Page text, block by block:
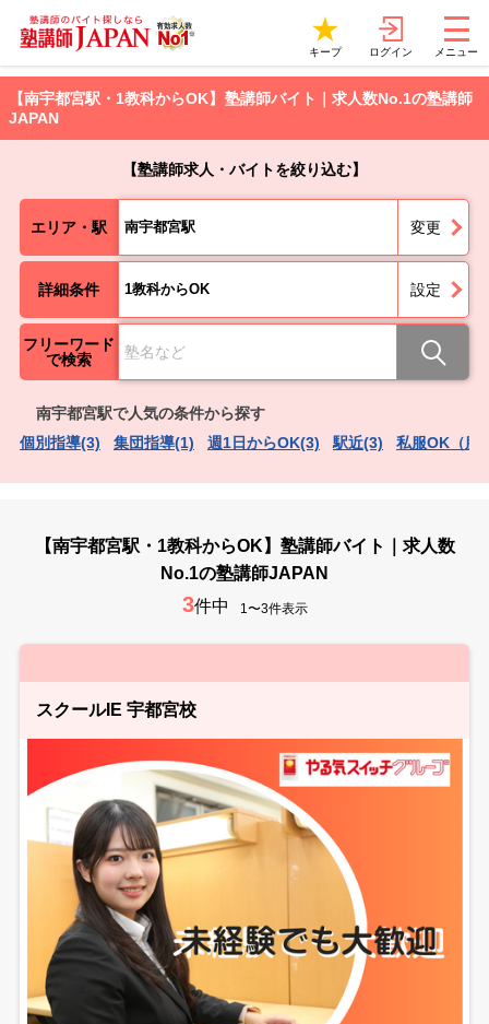
キープ ログイン メニュー
【南宇都宮駅・1教科からOK】塾講師バイト｜求人数No.1の塾講師
JAPAN
【塾講師求人・バイトを絞り込む】
エリア・駅 南宇都宮駅 変更
詳細条件 1教科からOK 設定
フリーワード
で検索
南宇都宮駅で人気の条件から探す
個別指導(3)
集団指導(1) 週1日からOK(3) 駅近(3) 私服OK（服
【南宇都宮駅・1教科からOK】塾講師バイト｜求人数
No.1の塾講師JAPAN
3件中 1〜3件表示
スクールIE 宇都宮校